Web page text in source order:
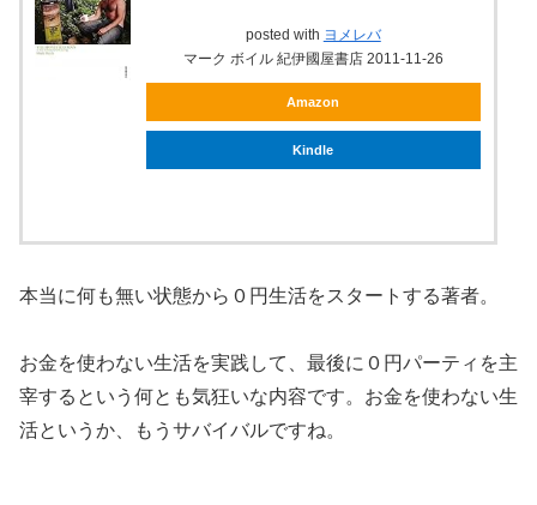
posted with ヨメレバ
マーク ボイル 紀伊國屋書店 2011-11-26
Amazon
Kindle
本当に何も無い状態から０円生活をスタートする著者。
お金を使わない生活を実践して、最後に０円パーティを主
宰するという何とも気狂いな内容です。お金を使わない生
活というか、もうサバイバルですね。